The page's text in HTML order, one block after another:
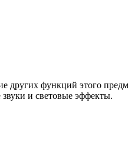
других функций этого
и световые эффекты.